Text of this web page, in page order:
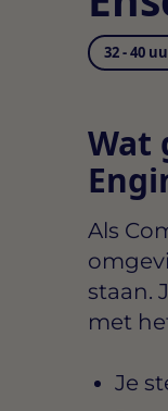
32 - 40
Wat
Als
staan.
met
Je